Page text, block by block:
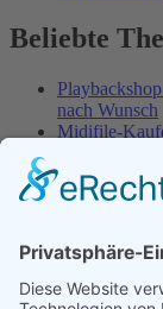
Beliebte
nach Wunsch
Midifile-
Best of
World-of-
Minuten
10